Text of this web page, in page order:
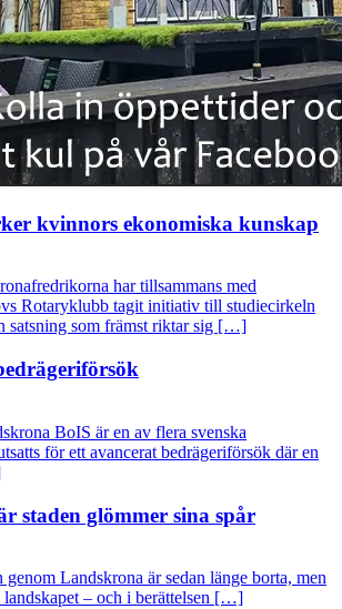
kvinnors ekonomiska kunskap
har tillsammans med
Rotaryklubb tagit initiativ till studiecirkeln
satsning som främst riktar sig […]
BoIS är en av flera svenska
för ett avancerat bedrägeriförsök där en
staden glömmer sina spår
Landskrona är sedan länge borta, men
landskapet – och i berättelsen […]